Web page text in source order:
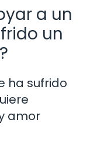
a un
un
ha sufrido
amor